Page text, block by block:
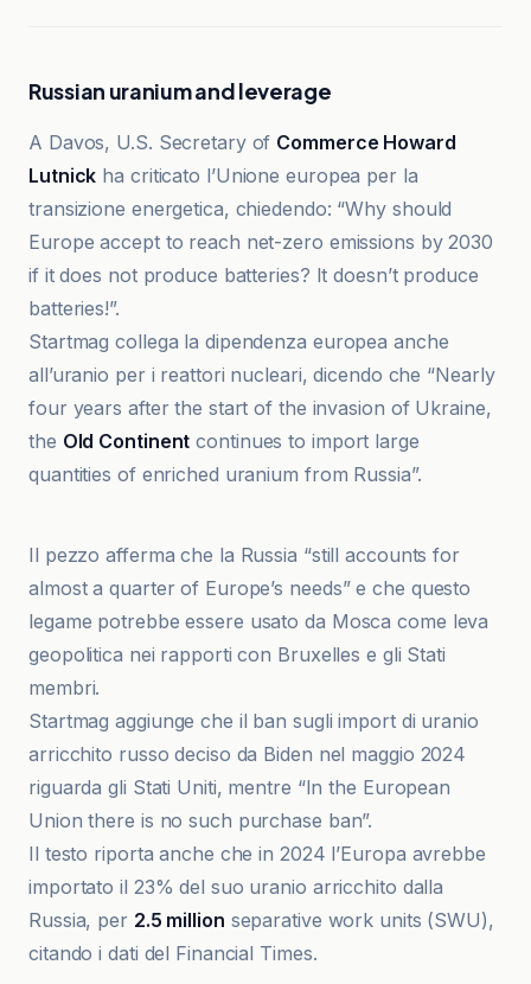
Russian uranium and leverage
A Davos, U.S. Secretary of Commerce Howard
Lutnick ha criticato l’Unione europea per la
transizione energetica, chiedendo: “Why should
Europe accept to reach net-zero emissions by 2030
if it does not produce batteries? It doesn’t produce
batteries!”.
Startmag collega la dipendenza europea anche
all’uranio per i reattori nucleari, dicendo che “Nearly
four years after the start of the invasion of Ukraine,
the Old Continent continues to import large
quantities of enriched uranium from Russia”.
Il pezzo afferma che la Russia “still accounts for
almost a quarter of Europe’s needs” e che questo
legame potrebbe essere usato da Mosca come leva
geopolitica nei rapporti con Bruxelles e gli Stati
membri.
Startmag aggiunge che il ban sugli import di uranio
arricchito russo deciso da Biden nel maggio 2024
riguarda gli Stati Uniti, mentre “In the European
Union there is no such purchase ban”.
Il testo riporta anche che in 2024 l’Europa avrebbe
importato il 23% del suo uranio arricchito dalla
Russia, per 2.5 million separative work units (SWU),
citando i dati del Financial Times.